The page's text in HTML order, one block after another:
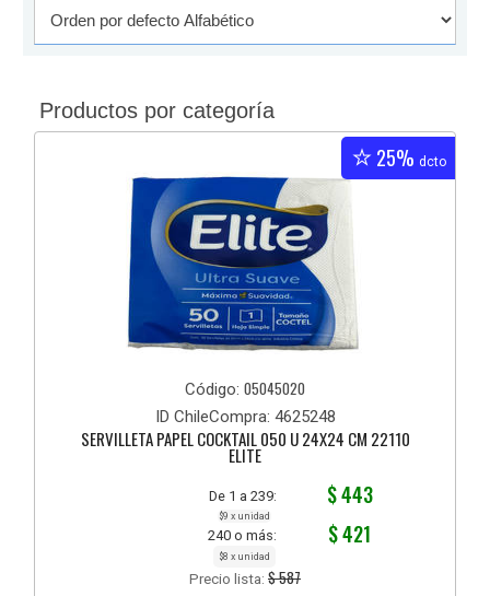
Productos por categoría
25% dcto
Código: 05045020
ID ChileCompra: 4625248
SERVILLETA PAPEL COCKTAIL 050 U 24X24 CM 22110
ELITE
De 1 a 239: $ 443
$9 x unidad
240 o más: $ 421
$8 x unidad
Precio lista: $ 587